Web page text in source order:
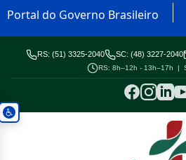
Portal do Governo Brasileiro
RS: (51) 3325-2040 SC: (48) 3227-2040
RS: 8h–12h - 13h–17h |